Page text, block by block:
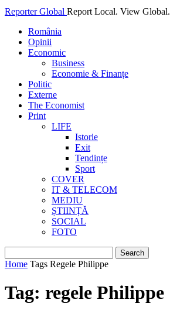
Reporter Global Report Local. View Global.
România
Opinii
Economic
Business
Economie & Finanțe
Politic
Externe
The Economist
Print
LIFE
Istorie
Exit
Tendințe
Sport
COVER
IT & TELECOM
MEDIU
ȘTIINȚĂ
SOCIAL
FOTO
Home Tags Regele Philippe
Tag: regele Philippe